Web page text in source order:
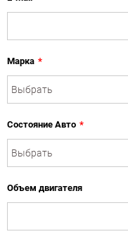
Марка *
Состояние Авто *
Объем двигателя